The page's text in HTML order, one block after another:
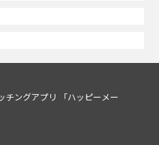
チングアプリ 「ハッピーメー